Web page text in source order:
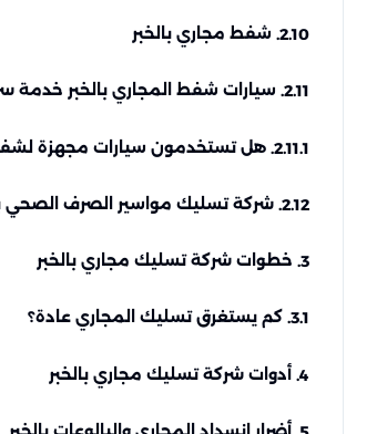
2.10. شفط مجاري بالخبر
2.11. سيارات شفط المجاري بالخبر خدمة
2.11.1. هل تستخدمون سيارات مجهزة
2.12. شركة تسليك مواسير الصرف الصحي
3. خطوات شركة تسليك مجاري بالخبر
3.1. كم يستغرق تسليك المجاري عادة؟
4. أدوات شركة تسليك مجاري بالخبر